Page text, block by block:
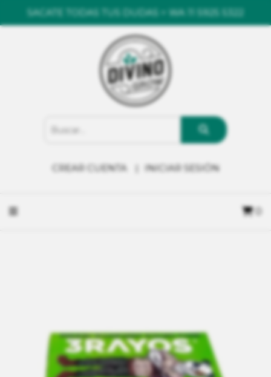
SACATE TODAS TUS DUDAS > WA 11 5925 5322
CREAR CUENTA INICIAR SESIÓN